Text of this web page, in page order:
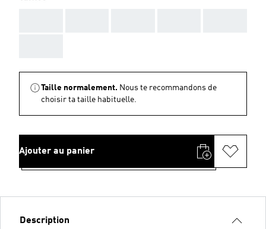
Taille normalement. Nous te recommandons de
choisir ta taille habituelle.
Ajouter au panier
Description